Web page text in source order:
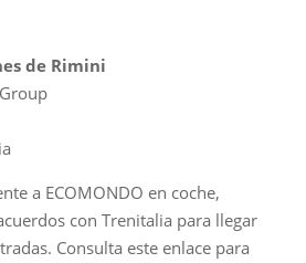
de Rimini
a ECOMONDO en coche,
con Trenitalia para llegar
Consulta este enlace para